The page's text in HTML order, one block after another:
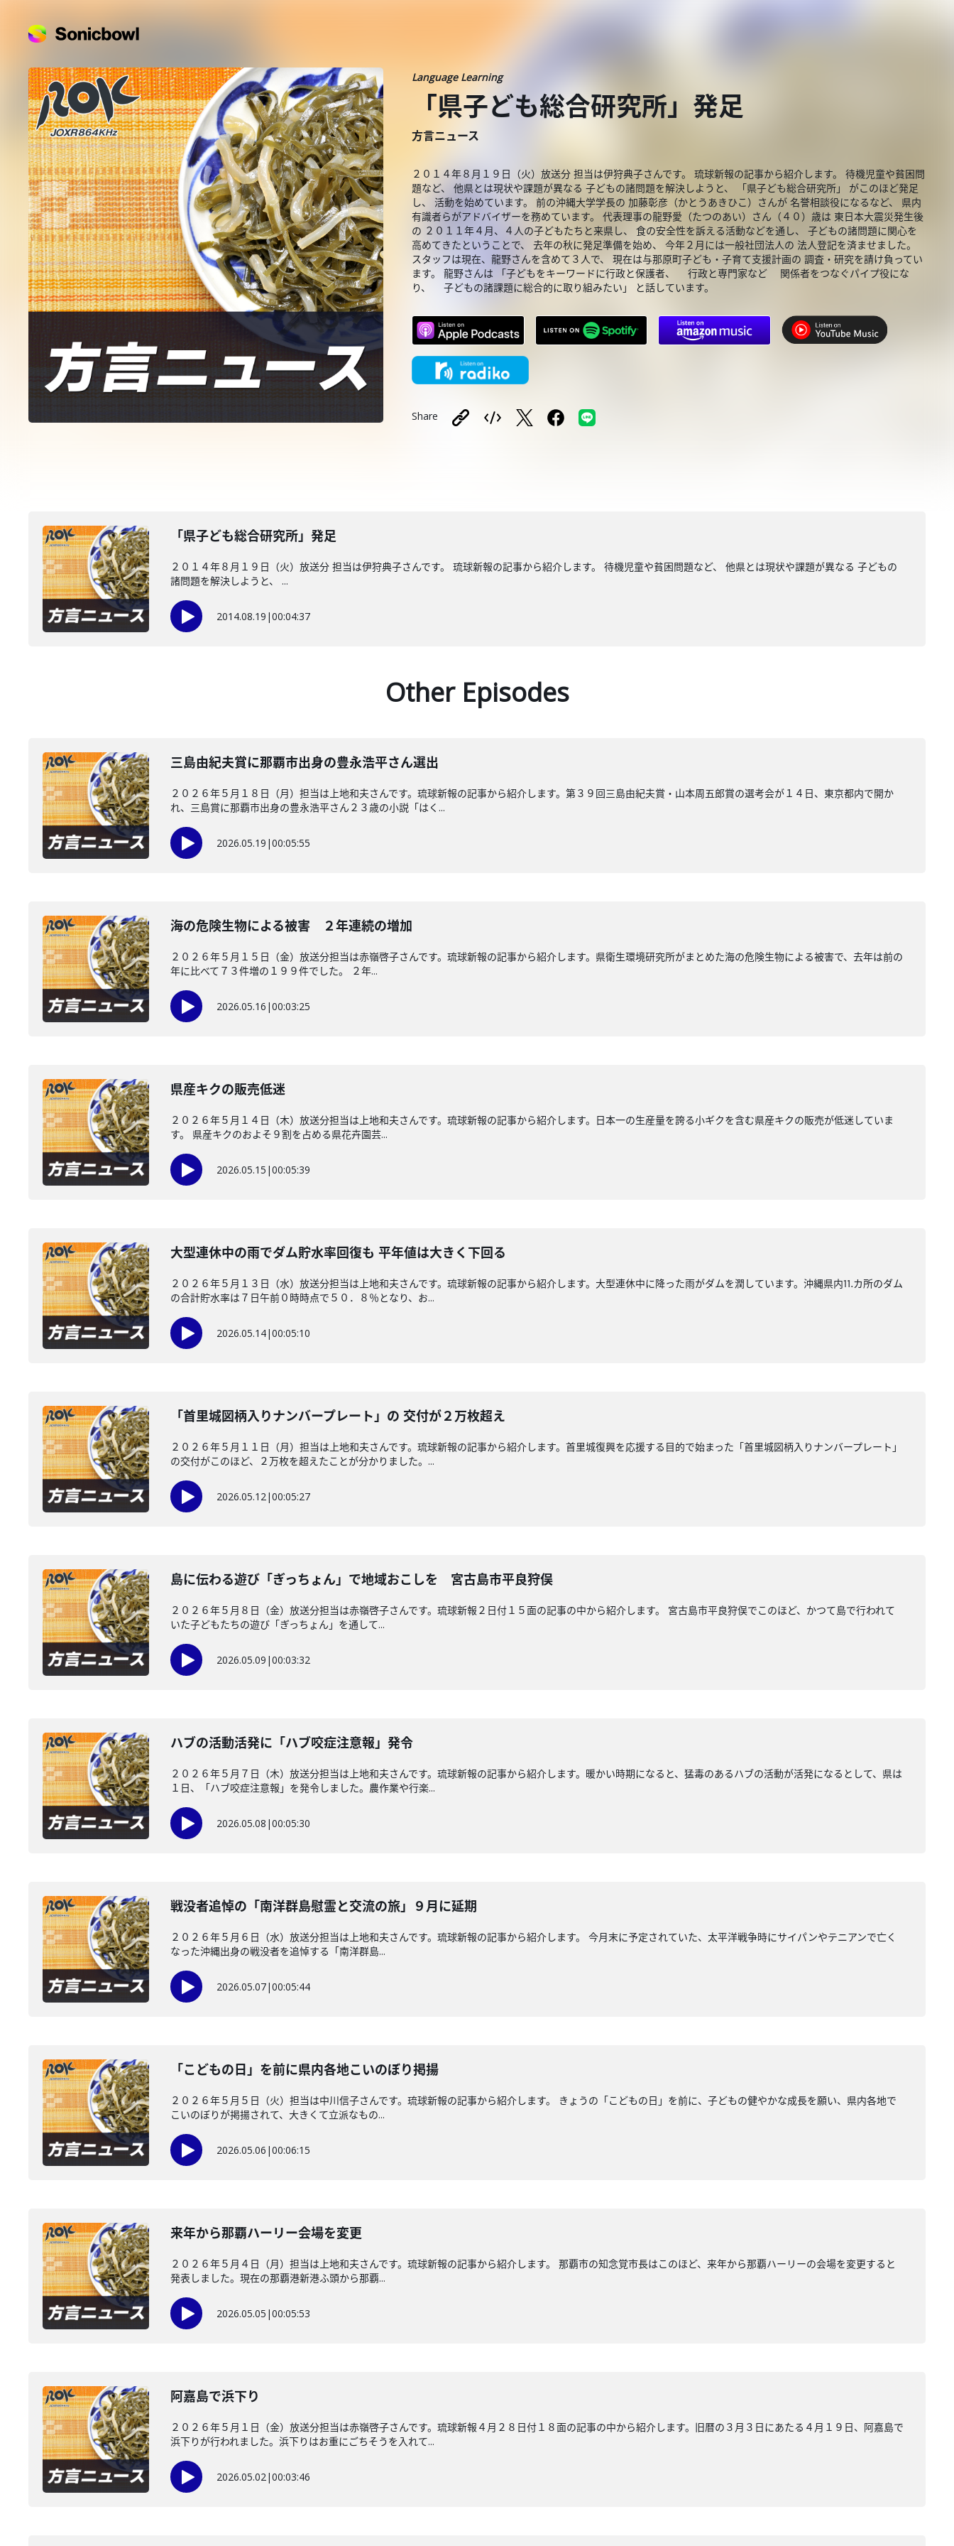
Language Learning
「県子ども総合研究所」発足
方言ニュース
２０１４年８月１９日（火）放送分 担当は伊狩典子さんです。 琉球新報の記事から紹介します。 待機児童や貧困問
題など、 他県とは現状や課題が異なる 子どもの諸問題を解決しようと、 「県子ども総合研究所」 がこのほど発足
し、 活動を始めています。 前の沖縄大学学長の 加藤彰彦（かとうあきひこ）さんが 名誉相談役になるなど、 県内
有識者らがアドバイザーを務めています。 代表理事の龍野愛（たつのあい）さん（４０）歳は 東日本大震災発生後
の ２０１１年４月、４人の子どもたちと来県し、 食の安全性を訴える活動などを通し、 子どもの諸問題に関心を
高めてきたということで、 去年の秋に発足準備を始め、 今年２月には一般社団法人の 法人登記を済ませました。
スタッフは現在、龍野さんを含めて３人で、 現在は与那原町子ども・子育て支援計画の 調査・研究を請け負ってい
ます。 龍野さんは 「子どもをキーワードに行政と保護者、 行政と専門家など 関係者をつなぐパイプ役にな
り、 子どもの諸課題に総合的に取り組みたい」 と話しています。
Share
「県子ども総合研究所」発足
２０１４年８月１９日（火）放送分 担当は伊狩典子さんです。 琉球新報の記事から紹介します。 待機児童や貧困問題など、 他県とは現状や課題が異なる 子どもの
諸問題を解決しようと、 ...
2014.08.19 |00:04:37
Other Episodes
三島由紀夫賞に那覇市出身の豊永浩平さん選出
２０２６年５月１８日（月）担当は上地和夫さんです。琉球新報の記事から紹介します。第３９回三島由紀夫賞・山本周五郎賞の選考会が１４日、東京都内で開か
れ、三島賞に那覇市出身の豊永浩平さん２３歳の小説「はく...
2026.05.19 |00:05:55
海の危険生物による被害 ２年連続の増加
２０２６年５月１５日（金）放送分担当は赤嶺啓子さんです。琉球新報の記事から紹介します。県衛生環境研究所がまとめた海の危険生物による被害で、去年は前の
年に比べて７３件増の１９９件でした。 ２年...
2026.05.16 |00:03:25
県産キクの販売低迷
２０２６年５月１４日（木）放送分担当は上地和夫さんです。琉球新報の記事から紹介します。日本一の生産量を誇る小ギクを含む県産キクの販売が低迷していま
す。 県産キクのおよそ９割を占める県花卉園芸...
2026.05.15 |00:05:39
大型連休中の雨でダム貯水率回復も 平年値は大きく下回る
２０２６年５月１３日（水）放送分担当は上地和夫さんです。琉球新報の記事から紹介します。大型連休中に降った雨がダムを潤しています。沖縄県内⒒カ所のダム
の合計貯水率は７日午前０時時点で５０．８％となり、お...
2026.05.14|00:05:10
「首里城図柄入りナンバープレート」の 交付が２万枚超え
２０２６年５月１１日（月）担当は上地和夫さんです。琉球新報の記事から紹介します。首里城復興を応援する目的で始まった「首里城図柄入りナンバープレート」
の交付がこのほど、２万枚を超えたことが分かりました。...
2026.05.12|00:05:27
島に伝わる遊び「ぎっちょん」で地域おこしを 宮古島市平良狩俣
２０２６年５月８日（金）放送分担当は赤嶺啓子さんです。琉球新報２日付１５面の記事の中から紹介します。 宮古島市平良狩俣でこのほど、かつて島で行われて
いた子どもたちの遊び「ぎっちょん」を通して...
2026.05.09 |00:03:32
ハブの活動活発に「ハブ咬症注意報」発令
２０２６年５月７日（木）放送分担当は上地和夫さんです。琉球新報の記事から紹介します。暖かい時期になると、猛毒のあるハブの活動が活発になるとして、県は
１日、「ハブ咬症注意報」を発令しました。農作業や行楽...
2026.05.08 |00:05:30
戦没者追悼の「南洋群島慰霊と交流の旅」９月に延期
２０２６年５月６日（水）放送分担当は上地和夫さんです。琉球新報の記事から紹介します。 今月末に予定されていた、太平洋戦争時にサイパンやテニアンで亡く
なった沖縄出身の戦没者を追悼する「南洋群島...
2026.05.07|00:05:44
「こどもの日」を前に県内各地こいのぼり掲揚
２０２６年５月５日（火）担当は中川信子さんです。琉球新報の記事から紹介します。 きょうの「こどもの日」を前に、子どもの健やかな成長を願い、県内各地で
こいのぼりが掲揚されて、大きくて立派なもの...
2026.05.06 |00:06:15
来年から那覇ハーリー会場を変更
２０２６年５月４日（月）担当は上地和夫さんです。琉球新報の記事から紹介します。 那覇市の知念覚市長はこのほど、来年から那覇ハーリーの会場を変更すると
発表しました。現在の那覇港新港ふ頭から那覇...
2026.05.05 |00:05:53
阿嘉島で浜下り
２０２６年５月１日（金）放送分担当は赤嶺啓子さんです。琉球新報４月２８日付１８面の記事の中から紹介します。旧暦の３月３日にあたる４月１９日、阿嘉島で
浜下りが行われました。浜下りはお重にごちそうを入れて...
2026.05.02|00:03:46